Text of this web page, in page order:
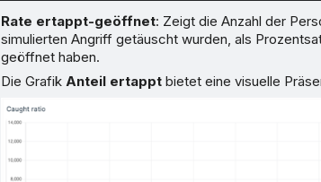
Rate ertappt-geöffnet: Zeigt die Anzahl der
simulierten Angriff getäuscht wurden, als
geöffnet haben.
Die GrafikAnteil ertappt bietet eine visuelle